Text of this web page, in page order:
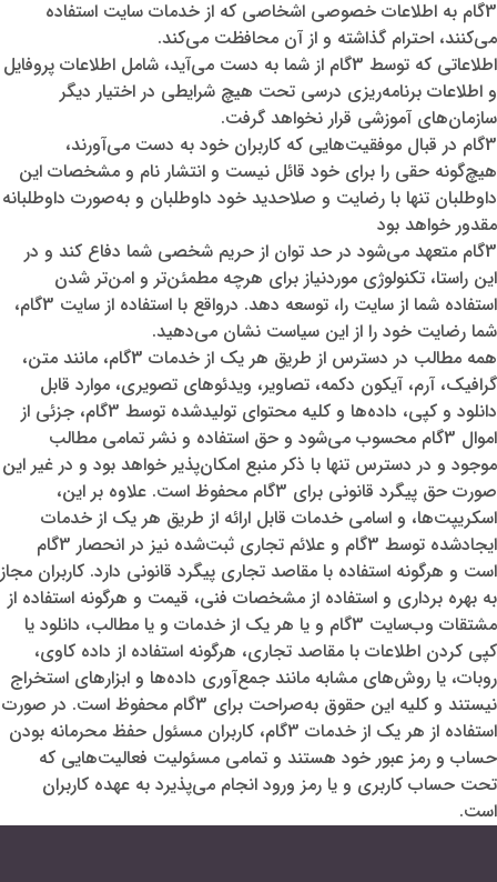
3گام به اطلاعات خصوصی اشخاصی که از خدمات سایت استفاده
می‌کنند، احترام گذاشته و از آن محافظت می‌کند.
اطلاعاتی که توسط 3گام از شما به دست می‌آید، شامل اطلاعات پروفایل
و اطلاعات برنامه‌ریزی درسی تحت هیچ شرایطی در اختیار دیگر
سازمان‌های آموزشی قرار نخواهد گرفت.
3گام در قبال موفقیت‌هایی که کاربران خود به دست می‌آورند،
هیچ‌گونه حقی را برای خود قائل نیست و انتشار نام و مشخصات این
داوطلبان تنها با رضایت و صلاحدید خود داوطلبان و به‌صورت داوطلبانه
مقدور خواهد بود
3گام متعهد می‌شود در حد توان از حریم شخصی شما دفاع کند و در
این راستا، تکنولوژی موردنیاز برای هرچه مطمئن‌تر و امن‌تر شدن
استفاده شما از سایت را، توسعه دهد. درواقع با استفاده از سایت 3گام،
شما رضایت خود را از این سیاست نشان می‌دهید.
همه مطالب در دسترس از طریق هر یک از خدمات 3گام، مانند متن،
گرافیک، آرم، آیکون دکمه، تصاویر، ویدئوهای تصویری، موارد قابل
دانلود و کپی، داده‌ها و کلیه محتوای تولیدشده توسط 3گام، جزئی از
اموال 3گام محسوب می‌شود و حق استفاده و نشر تمامی مطالب
موجود و در دسترس تنها با ذکر منبع امکان‌پذیر خواهد بود و در غیر این
صورت حق پیگرد قانونی برای 3گام محفوظ است. علاوه بر این،
اسکریپت‌ها، و اسامی خدمات قابل ارائه از طریق هر یک از خدمات
ایجادشده توسط 3گام و علائم تجاری ثبت‌شده نیز در انحصار 3گام
است و هرگونه استفاده با مقاصد تجاری پیگرد قانونی دارد. کاربران مجاز
به بهره ‌برداری و استفاده از مشخصات فنی، قیمت و هرگونه استفاده از
مشتقات وب‌سایت 3گام و یا هر یک از خدمات و یا مطالب، دانلود یا
کپی کردن اطلاعات با مقاصد تجاری، هرگونه استفاده از داده‌ کاوی،
روبات، یا روش‌های مشابه مانند جمع‌آوری داده‌ها و ابزارهای استخراج
نیستند و کلیه این حقوق به‌صراحت برای 3گام محفوظ است. در صورت
استفاده از هر یک از خدمات 3گام، کاربران مسئول حفظ محرمانه بودن
حساب و رمز عبور خود هستند و تمامی مسئولیت فعالیت‌هایی که
تحت حساب کاربری و یا رمز ورود انجام می‌پذیرد به عهده کاربران
است.